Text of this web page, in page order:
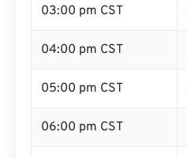
03:00 pm CST
04:00 pm CST
05:00 pm CST
06:00 pm CST